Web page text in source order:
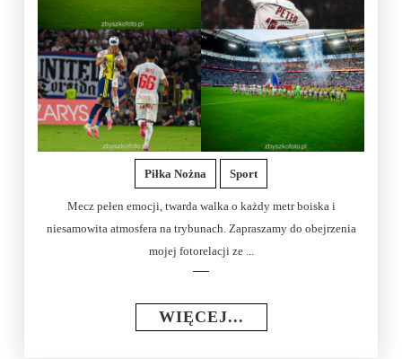
Piłka Nożna Sport
Mecz pełen emocji, twarda walka o każdy metr boiska i
niesamowita atmosfera na trybunach. Zapraszamy do obejrzenia
mojej fotorelacji ze ...
WIĘCEJ...